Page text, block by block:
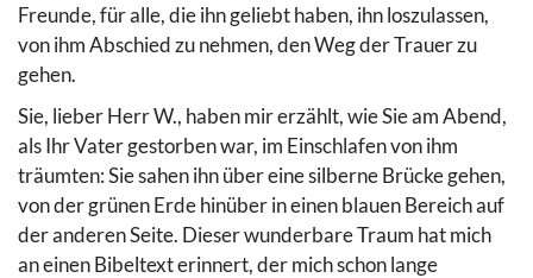
Freunde, für alle, die ihn geliebt haben, ihn loszulassen,
von ihm Abschied zu nehmen, den Weg der Trauer zu
gehen.
Sie, lieber Herr W., haben mir erzählt, wie Sie am Abend,
als Ihr Vater gestorben war, im Einschlafen von ihm
träumten: Sie sahen ihn über eine silberne Brücke gehen,
von der grünen Erde hinüber in einen blauen Bereich auf
der anderen Seite. Dieser wunderbare Traum hat mich
an einen Bibeltext erinnert, der mich schon lange